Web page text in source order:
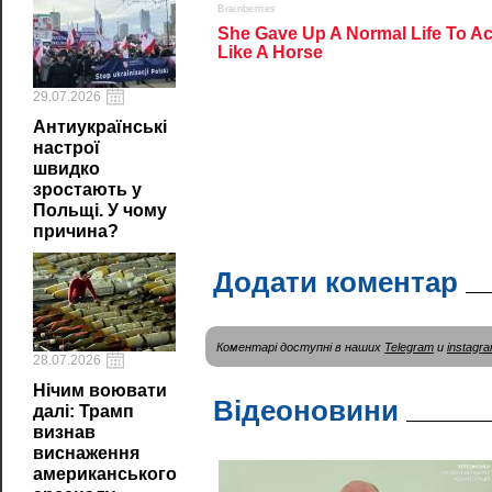
29.07.2026
Антиукраїнські
настрої
швидко
зростають у
Польщі. У чому
причина?
28.07.2026
Нічим воювати
далі: Трамп
визнав
виснаження
американського
Додати коментар
Коментарі доступні в наших Telegram и
Відеоновини